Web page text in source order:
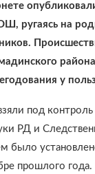
ругаясь на
у
под
РД и
было
прошлого года.